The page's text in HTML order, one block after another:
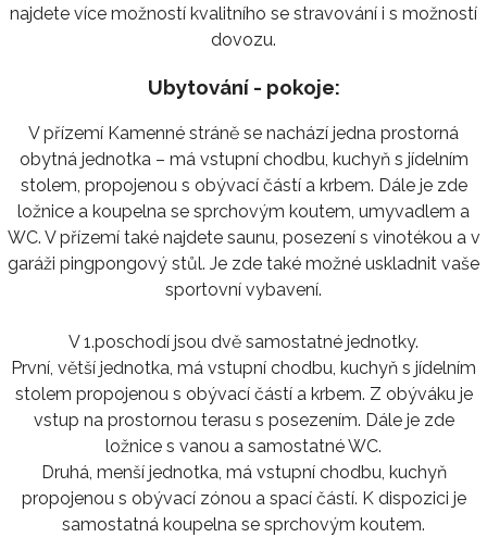
najdete více možností kvalitního se stravování i s možností
dovozu.
Ubytování - pokoje:
V přízemí Kamenné stráně se nachází jedna prostorná
obytná jednotka – má vstupní chodbu, kuchyň s jídelním
stolem, propojenou s obývací částí a krbem. Dále je zde
ložnice a koupelna se sprchovým koutem, umyvadlem a
WC. V přízemí také najdete saunu, posezení s vinotékou a v
garáži pingpongový stůl. Je zde také možné uskladnit vaše
sportovní vybavení.
V 1.poschodí jsou dvě samostatné jednotky.
První, větší jednotka, má vstupní chodbu, kuchyň s jídelním
stolem propojenou s obývací částí a krbem. Z obýváku je
vstup na prostornou terasu s posezením. Dále je zde
ložnice s vanou a samostatné WC.
Druhá, menší jednotka, má vstupní chodbu, kuchyň
propojenou s obývací zónou a spací částí. K dispozici je
samostatná koupelna se sprchovým koutem.